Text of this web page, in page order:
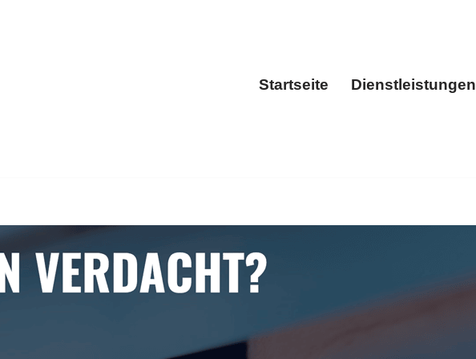
Startseite Dienstleistungen